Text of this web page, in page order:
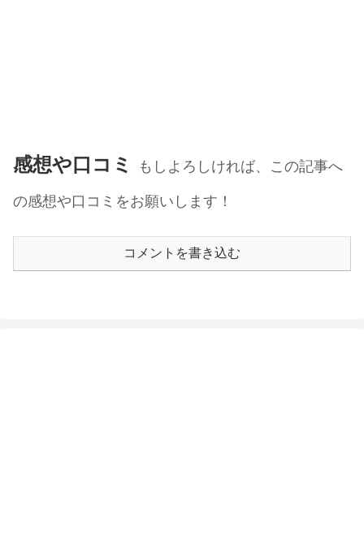
感想や口コミ
もしよろしければ、この記事へ
の感想や口コミをお願いします！
コメントを書き込む